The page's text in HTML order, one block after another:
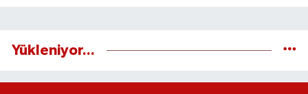
Yükleniyor...